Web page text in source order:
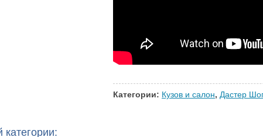
Категории: Кузов и салон, Дастер
категории: